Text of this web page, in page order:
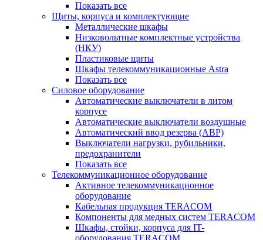
Показать все
Щиты, корпуса и комплектующие
Металлические шкафы
Низковольтные комплектные устройства
(НКУ)
Пластиковые щиты
Шкафы телекоммуникационные Astra
Показать все
Силовое оборудование
Автоматические выключатели в литом
корпусе
Автоматические выключатели воздушные
Автоматический ввод резерва (АВР)
Выключатели нагрузки, рубильники,
предохранители
Показать все
Телекоммуникационное оборудование
Активное телекоммуникационное
оборудование
Кабельная продукция TERACOM
Компоненты для медных систем TERACOM
Шкафы, стойки, корпуса для IT-
оборудования TERACOM